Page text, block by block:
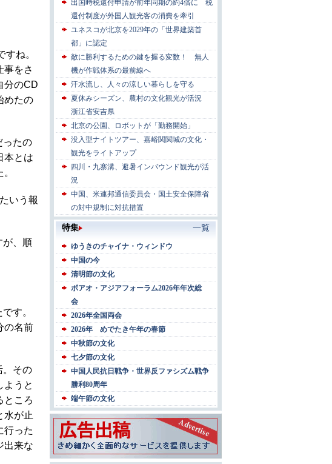
ね。
事をさ
分のCD
めたの
ったの
本とは
いう報
が、順
す。
の名前
。その
ようと
ところ
水が止
行った
出来な